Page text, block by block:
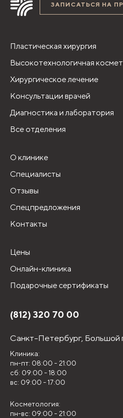
ЗАПИСАТЬСЯ НА
Пластическая хирургия
Высокотехнологичная
Хирургическое лечение
Консультации врачей
Диагностика и лаборатория
Все отделения
О клинике
Специалисты
Отзывы
Спецпредложения
Контакты
Цены
Онлайн-клиника
Подарочные сертификаты
(812) 320 70 00
Санкт-Петербург, Большой
Клиника:
пн-пт: 08:00 - 21:00
сб: 09:00 - 18:00
вс: 09:00 - 17:00
Косметология:
пн-вс: 09:00 - 21:00